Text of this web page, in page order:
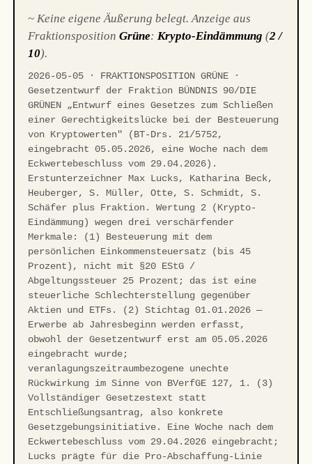
~ Keine eigene Äußerung belegt. Anzeige aus
FraktionspositionGrüne:Krypto-Eindämmung (2 /
10).
2026-05-05 · FRAKTIONSPOSITION GRÜNE ·
Gesetzentwurf der Fraktion BÜNDNIS 90/DIE
GRÜNEN „Entwurf eines Gesetzes zum Schließen
einer Gerechtigkeitslücke bei der Besteuerung
von Kryptowerten" (BT-Drs. 21/5752,
eingebracht 05.05.2026, eine Woche nach dem
Eckwertebeschluss vom 29.04.2026).
Erstunterzeichner Max Lucks, Katharina Beck,
Heuberger, S. Müller, Otte, S. Schmidt, S.
Schäfer plus Fraktion. Wertung 2 (Krypto-
Eindämmung) wegen drei verschärfender
Merkmale: (1) Besteuerung mit dem
persönlichen Einkommensteuersatz (bis 45
Prozent), nicht mit §20 EStG /
Abgeltungssteuer 25 Prozent; das ist eine
steuerliche Schlechterstellung gegenüber
Aktien und ETFs. (2) Stichtag 01.01.2026 —
Erwerbe ab Jahresbeginn werden erfasst,
obwohl der Gesetzentwurf erst am 05.05.2026
eingebracht wurde;
veranlagungszeitraumbezogene unechte
Rückwirkung im Sinne von BVerfGE 127, 1. (3)
Vollständiger Gesetzestext statt
Entschließungsantrag, also konkrete
Gesetzgebungsinitiative. Eine Woche nach dem
Eckwertebeschluss vom 29.04.2026 eingebracht;
Lucks prägte für die Pro-Abschaffung-Linie